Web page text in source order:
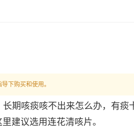
下购买和使用。
期咳痰咳不出来怎么办，有痰
建议选用连花清咳片。